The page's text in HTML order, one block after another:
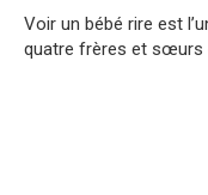
Voir un bébé rire est
quatre frères et sœurs